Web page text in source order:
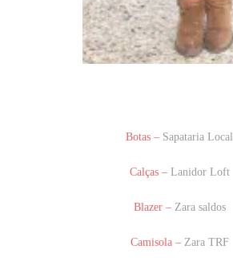
Botas – Sapataria Local
Calças –Lanidor Loft
Blazer – Zara saldos
Camisola – Zara TRF